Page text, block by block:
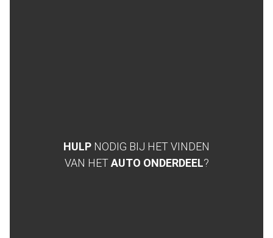
HULP NODIG BIJ HET VINDEN
VAN HETAUTO ONDERDEEL?